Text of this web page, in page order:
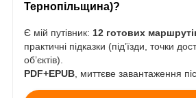
Тернопільщина)?
Є мій путівник: 12 готових
практичні підказки (під’їзди, точки
об’єктів).
PDF+EPUB , миттєве завантаження